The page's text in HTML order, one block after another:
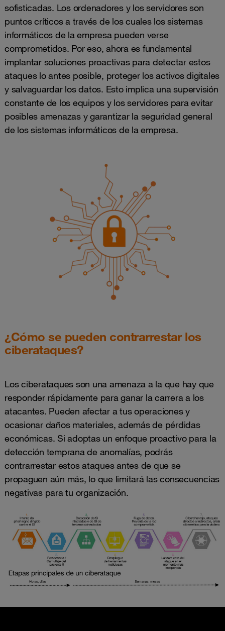
sofisticadas. Los ordenadores y los servidores son
puntos críticos a través de los cuales los sistemas
informáticos de la empresa pueden verse
comprometidos. Por eso, ahora es fundamental
implantar soluciones proactivas para detectar estos
ataques lo antes posible, proteger los activos digitales
y salvaguardar los datos. Esto implica una supervisión
constante de los equipos y los servidores para evitar
posibles amenazas y garantizar la seguridad general
de los sistemas informáticos de la empresa.
¿Cómo se pueden contrarrestar los
ciberataques?
Los ciberataques son una amenaza a la que hay que
responder rápidamente para ganar la carrera a los
atacantes. Pueden afectar a tus operaciones y
ocasionar daños materiales, además de pérdidas
económicas. Si adoptas un enfoque proactivo para la
detección temprana de anomalías, podrás
contrarrestar estos ataques antes de que se
propaguen aún más, lo que limitará las consecuencias
negativas para tu organización.